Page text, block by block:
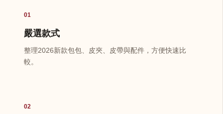
01
嚴選款式
整理2026新款包包、皮夾、皮帶與配件，方便快速比
較。
02